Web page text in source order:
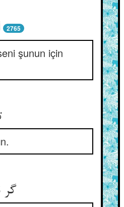
2765
şunun için
گر